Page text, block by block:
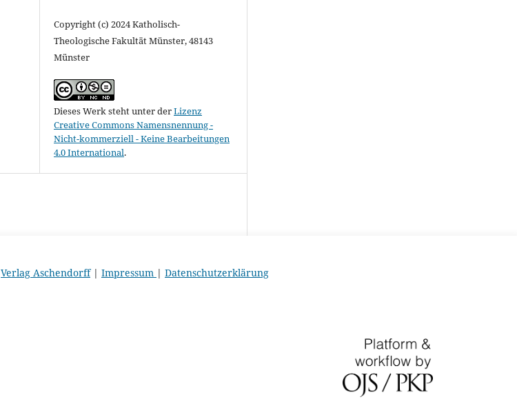
Copyright (c) 2024 Katholisch-
Theologische Fakultät Münster, 48143
Münster
Dieses Werk steht unter derLizenz
Creative Commons Namensnennung -
Nicht-kommerziell - Keine Bearbeitungen
4.0 International.
Verlag Aschendorff| Impressum | Datenschutzerklärung